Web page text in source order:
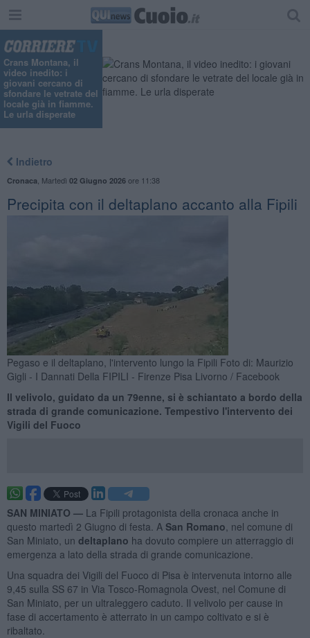
Crans Montana, il
video inedito: i
giovani cercano di
sfondare le vetrate del
locale già in fiamme.
Le urla disperate
Indietro
Cronaca Martedì 02 Giugno 2026ore 11:38
Precipita con il deltaplano accanto alla Fipili
Pegaso e il deltaplano, l'intervento lungo la Fipili Foto di: Maurizio
Gigli - I Dannati Della FIPILI - Firenze Pisa Livorno / Facebook
Il velivolo, guidato da un 79enne, si è schiantato a bordo della
strada di grande comunicazione. Tempestivo l'intervento dei
Vigili del Fuoco
SAN MINIATO — La Fipili protagonista della cronaca anche in
questo martedì 2 Giugno di festa. ASan Romano , nel comune di
San Miniato, un deltaplano ha dovuto compiere un atterraggio di
emergenza a lato della strada di grande comunicazione.
Una squadra dei Vigili del Fuoco di Pisa è intervenuta intorno alle
9,45 sulla SS 67 in Via Tosco-Romagnola Ovest, nel Comune di
San Miniato, per un ultraleggero caduto. Il velivolo per cause in
fase di accertamento è atterrato in un campo coltivato e si è
ribaltato.